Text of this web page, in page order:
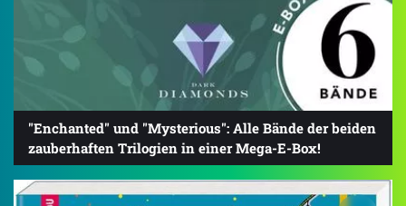
"Enchanted" und "Mysterious": Alle Bände der beiden
zauberhaften Trilogien in einer Mega-E-Box!